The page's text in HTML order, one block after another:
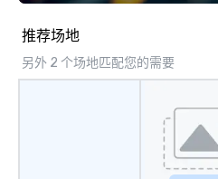
推荐场地
另外 2 个场地匹配您的需要